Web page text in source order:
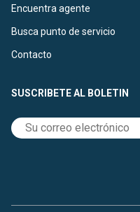
Encuentra agente
Busca punto de servicio
Contacto
SUSCRIBETE AL BOLETIN